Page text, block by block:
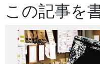
この記事を